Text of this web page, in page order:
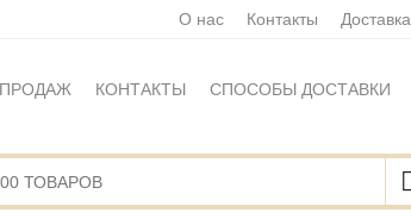
О нас Контакты Доставка
КОНТАКТЫ СПОСОБЫ ДОСТАВКИ